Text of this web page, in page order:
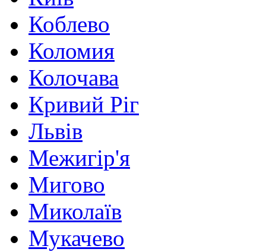
Коблево
Коломия
Колочава
Кривий Ріг
Львів
Межигір'я
Мигово
Миколаїв
Мукачево